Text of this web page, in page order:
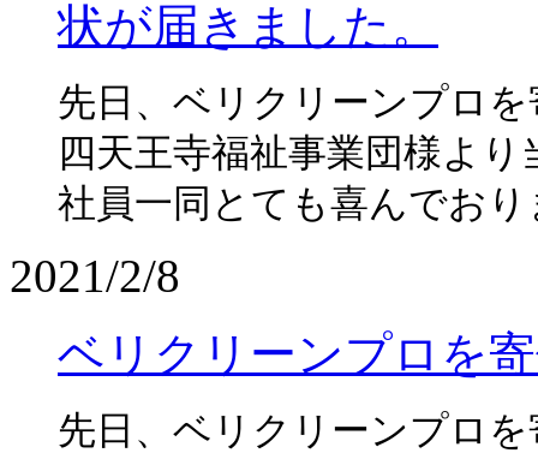
状が届きました。
先日、ベリクリーンプロ
四天王寺福祉事業団様より
社員一同とても喜んでお
2021/2/8
ベリクリーンプロを
先日、ベリクリーンプロ